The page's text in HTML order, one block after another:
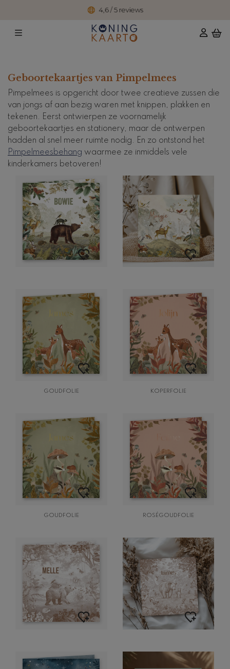
4,6 / 5 reviews
Geboortekaartjes van Pimpelmees
Pimpelmees is opgericht door twee creatieve zussen die
van jongs af aan bezig waren met knippen, plakken en
tekenen. Eerst ontwierpen ze voornamelijk
geboortekaartjes en stationery, maar de ontwerpen
hadden al snel meer ruimte nodig. En zo ontstond het
Pimpelmeesbehang waarmee ze inmiddels vele
kinderkamers betoveren!
GOUDFOLIE KOPERFOLIE
GOUDFOLIE ROSÉGOUDFOLIE